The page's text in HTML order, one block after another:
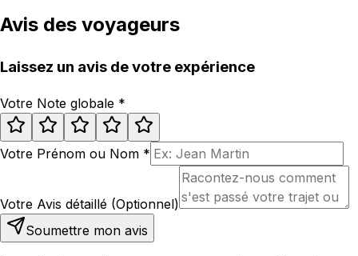
Avis des voyageurs
Laissez un avis de votre expérience
Votre Note globale *
Votre Prénom ou Nom *
Votre Avis détaillé (Optionnel)
Soumettre mon avis